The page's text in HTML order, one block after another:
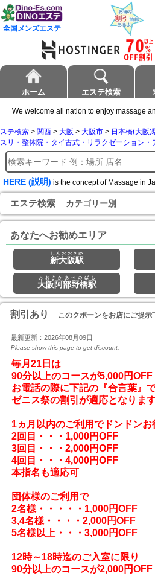
全国メンズエステ
ホーム エステ検索
We welcome all nation to enjoy massage
ステ検索 > 関西 > 大阪 > 大阪市 > 日本橋(大阪)
スリ・整体院・タイ古式・リラクゼーション・
HERE (説明) is the concept of Massage in
エステ検索 カテゴリー別
あなたへお勧めエリア
新大阪駅
しんおおさか
大阪阿部野橋駅
おおさかあべのばし
割引あり このクポーンをお店にご提示
最新更新：2026年08月09日
Please show this page to get discount.
毎月21日は
90分以上のコースが5,000円OFF
お電話の際に下記の『合言葉』
ゼニス祭の割引が適応となります
1ヵ月以内のご利用でドンドンお
2回目・・・1,000円OFF
3回目・・・2,000円OFF
4回目・・・4,000円OFF
本指名も適応可
団体様のご利用で
2名様・・・・・1,000円OFF
3,4名様・・・・2,000円OFF
5名様以上・・・3,000円OFF
12時～18時迄のご入室に限り
90分以上のコースが2,000円OFF